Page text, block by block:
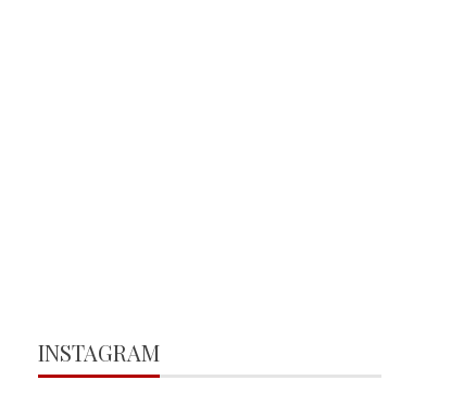
INSTAGRAM